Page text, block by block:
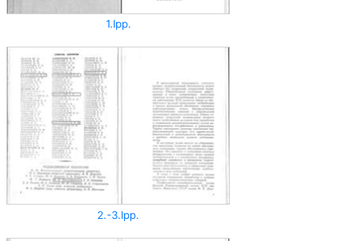
1.lpp.
2.-3.lpp.